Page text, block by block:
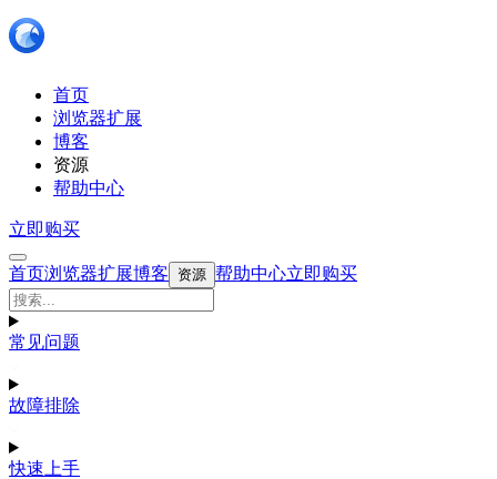
首页
浏览器扩展
博客
资源
帮助中心
立即购买
首页浏览器扩展博客 资源 帮助中心立即购买
常见问题
故障排除
快速上手